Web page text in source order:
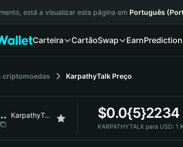
está a visualizar esta página em Português
Carteira CartãoSwap Earn
criptomoedas KarpathyTalk Preço
KarpathyTalk $0.0{5}2234
KARPATHYTALK para USD: 1